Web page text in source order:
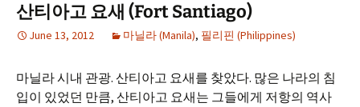
산티아고 요새 (Fort Santiago)
June 13, 2012 마닐라 (Manila), 필리핀 (Philippines)
마닐라 시내 관광. 산티아고 요새를 찾았다. 많은 나라의 침
입이 있었던 만큼, 산티아고 요새는 그들에게 저항의 역사